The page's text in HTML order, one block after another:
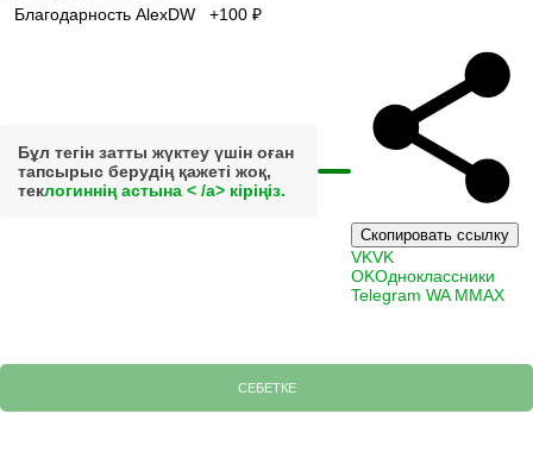
Благодарность AlexDW +100 ₽
Бұл тегін затты жүктеу үшін оған
тапсырыс берудің қажеті жоқ,
теклогиннің астына < /a> кіріңіз.
Скопировать ссылку
VKVK
OKОдноклассники
Telegram WA MMAX
СЕБЕТКЕ